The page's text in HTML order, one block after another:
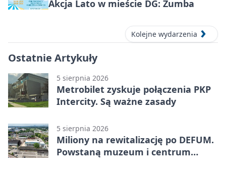
Akcja Lato w mieście DG: Zumba
Kolejne wydarzenia
Ostatnie Artykuły
5 sierpnia 2026
Metrobilet zyskuje połączenia PKP
Intercity. Są ważne zasady
5 sierpnia 2026
Miliony na rewitalizację po DEFUM.
Powstaną muzeum i centrum